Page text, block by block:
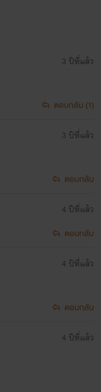
3 ปีที่แล้ว
ตอบกลับ (1)
3 ปีที่แล้ว
ตอบกลับ
4 ปีที่แล้ว
ตอบกลับ
4 ปีที่แล้ว
ตอบกลับ
4 ปีที่แล้ว